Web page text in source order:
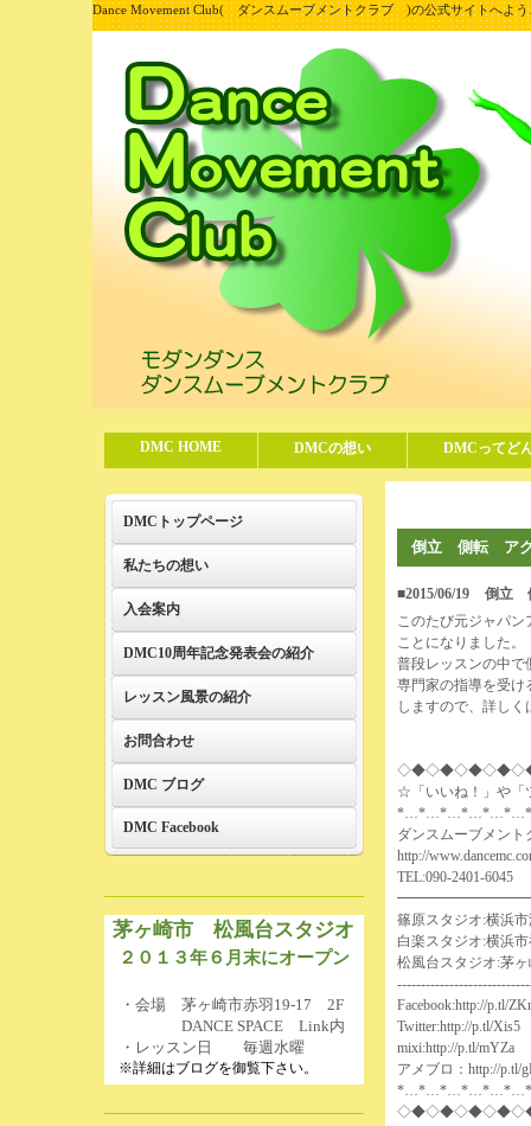
Dance Movement Club( ダンスムーブメントクラブ )の公式サイトへよう
DMC HOME DMCの想い DMCってど
倒立 側転 アク
■2015/06/19
倒立
このたび元ジャパ
ことになりました。
普段レッスンの中で
専門家の指導を受け
しますので、詳し
☆「いいね！」や「
ダンスムーブメント
http://
TEL:090-2401-6045
篠原スタジオ:横浜
白楽スタジオ:横浜
松風台スタジオ:茅ヶ
Facebook:http://p.tl/
Twitter:http://p.tl/Xis5
mixi:http://p.tl/mYZa
アメブロ： http://p.tl/
DMCトップページ
私たちの想い
入会案内
DMC10周年記念発表会の紹介
レッスン風景の紹介
お問合わせ
DMC ブログ
DMC Facebook
茅ヶ崎市 松風台スタジオ
２０１３年６月末にオープン
・会場 茅ヶ崎市赤羽19-17 2F
DANCE SPACE Link内
・レッスン日 毎週水曜
※詳細はブログを御覧下さい。